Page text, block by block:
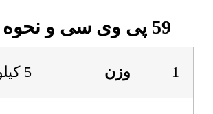
59 پی وی سی و نحوه ارسال
1 وزن 5 کیلوگرم